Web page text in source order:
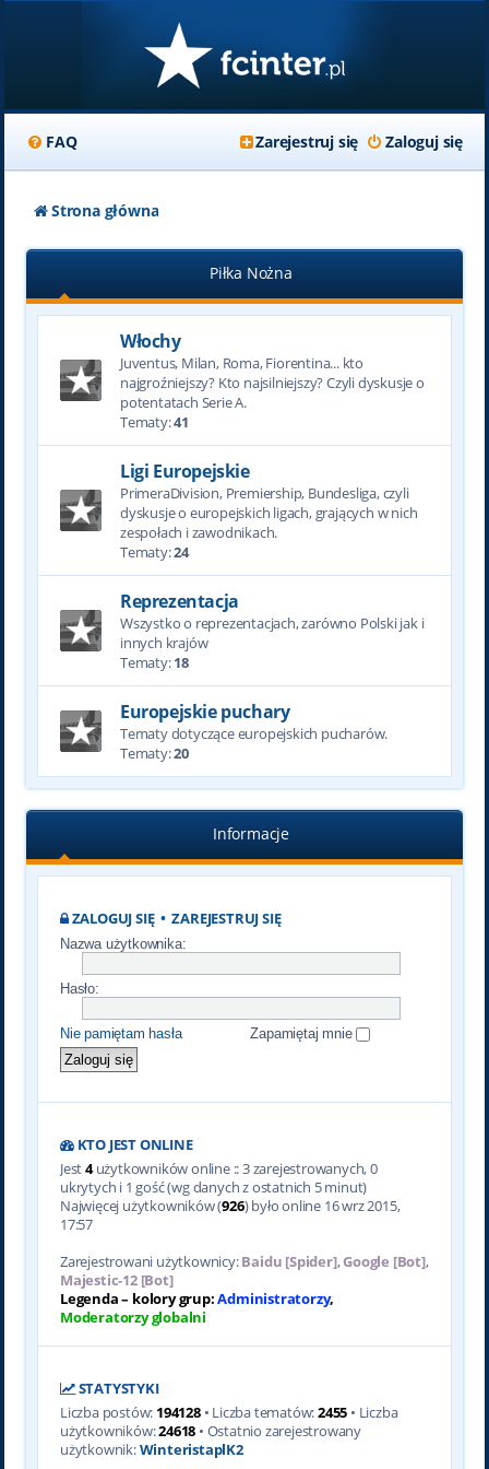
FAQ Zaloguj się
Zarejestruj się
Strona główna
Piłka Nożna
Włochy
Juventus, Milan, Roma, Fiorentina... kto
najgroźniejszy? Kto najsilniejszy? Czyli dyskusje o
potentatach Serie A.
Tematy:41
Ligi Europejskie
PrimeraDivision, Premiership, Bundesliga, czyli
dyskusje o europejskich ligach, grających w nich
zespołach i zawodnikach.
Tematy:24
Reprezentacja
Wszystko o reprezentacjach, zarówno Polski jak i
innych krajów
Tematy:18
Europejskie puchary
Tematy dotyczące europejskich pucharów.
Tematy:20
Informacje
ZALOGUJ SIĘ•ZAREJESTRUJ SIĘ
Nazwa użytkownika:
Hasło:
Nie pamiętam hasła Zapamiętaj mnie
KTO JEST ONLINE
Jest4użytkowników online :: 3 zarejestrowanych, 0
ukrytych i 1 gość (wg danych z ostatnich 5 minut)
Najwięcej użytkowników (926) było online 16 wrz 2015,
17:57
Zarejestrowani użytkownicy:Baidu [Spider],Google [Bot],
Majestic-12 [Bot]
Legenda – kolory grup:Administratorzy,
Moderatorzy globalni
STATYSTYKI
Liczba postów: 194128• Liczba tematów:2455 • Liczba
użytkowników:24618 • Ostatnio zarejestrowany
użytkownik:WinteristaplK2